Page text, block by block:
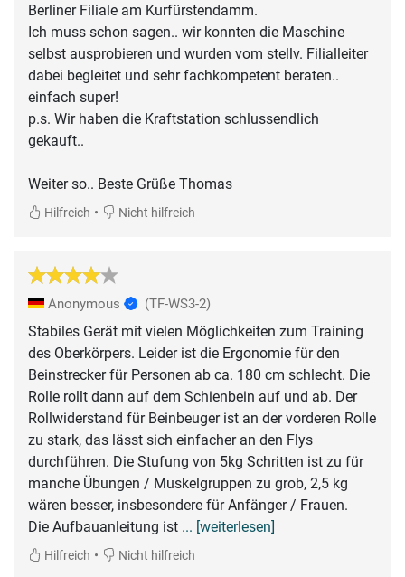
Berliner Filiale am Kurfürstendamm.
Ich muss schon sagen.. wir konnten die Maschine
selbst ausprobieren und wurden vom stellv. Filialleiter
dabei begleitet und sehr fachkompetent beraten..
einfach super!
p.s. Wir haben die Kraftstation schlussendlich
gekauft..
Weiter so.. Beste Grüße Thomas
Hilfreich • Nicht hilfreich
Anonymous (TF-WS3-2)
Stabiles Gerät mit vielen Möglichkeiten zum Training
des Oberkörpers. Leider ist die Ergonomie für den
Beinstrecker für Personen ab ca. 180 cm schlecht. Die
Rolle rollt dann auf dem Schienbein auf und ab. Der
Rollwiderstand für Beinbeuger ist an der vorderen Rolle
zu stark, das lässt sich einfacher an den Flys
durchführen. Die Stufung von 5kg Schritten ist zu für
manche Übungen / Muskelgruppen zu grob, 2,5 kg
wären besser, insbesondere für Anfänger / Frauen.
Die Aufbauanleitung ist ... [weiterlesen]
Hilfreich • Nicht hilfreich